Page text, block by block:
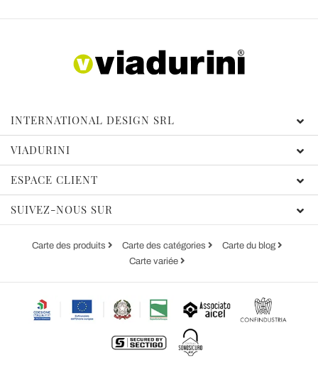
INTERNATIONAL DESIGN SRL
VIADURINI
ESPACE CLIENT
SUIVEZ-NOUS SUR
Carte des produits Carte des catégories
Carte du blog
Carte variée